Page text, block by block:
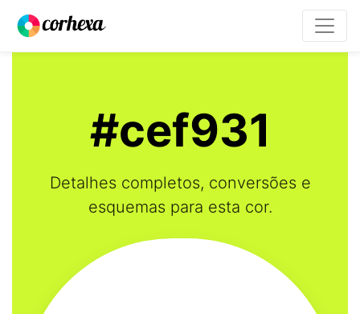
#cef931
Detalhes completos, conversões e
esquemas para esta cor.